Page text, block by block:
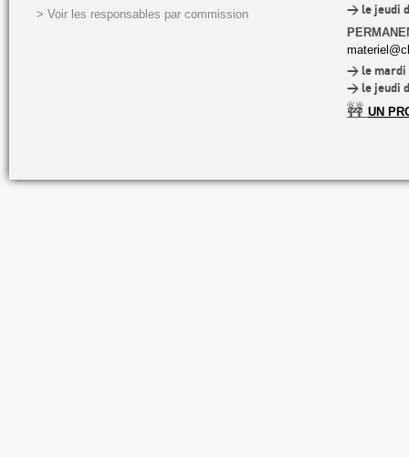
> Voir les responsables par commission
> le jeudi
> le mardi
> le jeudi
🚧 UN